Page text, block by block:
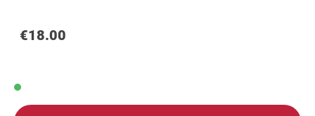
€18.00